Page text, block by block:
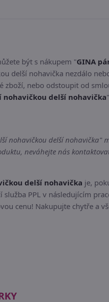
být s nákupem "GINA
delší nohavička nezdálo
nebo odstoupit od
nohavičkou delší nohavička
nohavičkou delší
neváhejte nás
delší nohavička je,
PPL v následujícím
cenu! Nakupujte chytře a